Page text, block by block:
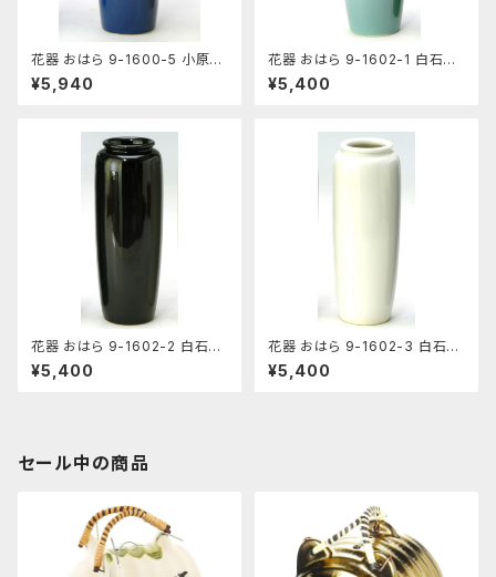
花器 おはら 9-1600-5 小原投
入 ナマコ 花瓶 フラワーベース
¥5,940
花器 おはら 9-1602-1 白石投
入 青磁 花瓶 フラワーベース
¥5,400
花器 おはら 9-1602-2 白石投
入 黒 花瓶 フラワーベース
¥5,400
花器 おはら 9-1602-3 白石投
入 白 花瓶 フラワーベース
¥5,400
セール中の商品